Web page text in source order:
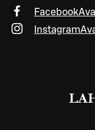
Facebook
Instagram